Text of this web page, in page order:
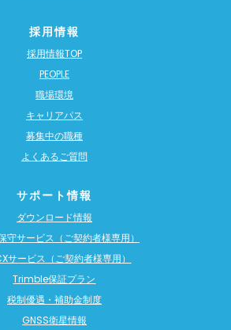
採用情報
採用情報TOP
PEOPLE
職場環境
キャリアパス
募集中の職種
よくあるご質問
サポート情報
ダウンロード情報
守サービス（ご契約者様専用）
サービス（ご契約者様専用）
Trimble保証プラン
税制優遇・補助金制度
GNSS衛星情報